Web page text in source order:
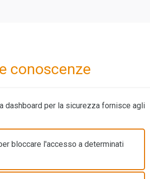
conoscenze
dashboard per la sicurezza fornisce agli
bloccare l'accesso a determinati